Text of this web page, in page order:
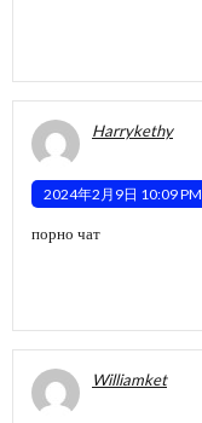
Harrykethy
2024年2月9日 10:09 PM
порно чат
Williamket